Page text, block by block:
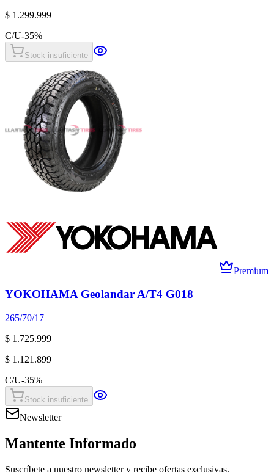
$ 1.299.999
C/U-35%
Stock insuficiente
Premium
YOKOHAMA Geolandar A/T4 G018
265/70/17
$ 1.725.999
$ 1.121.899
C/U-35%
Stock insuficiente
Newsletter
Mantente Informado
Suscríbete a nuestro newsletter y recibe ofertas exclusivas,